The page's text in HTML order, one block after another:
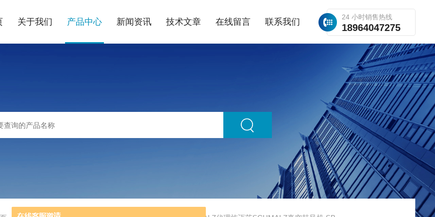
24 小时销售热线
18964047275
关于我们 产品中心 新闻资讯 技术文章 在线留言 联系我们